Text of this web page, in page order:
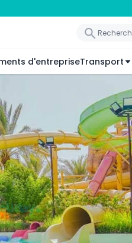
d'entrepriseTransport